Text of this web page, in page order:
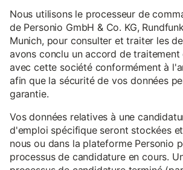
Nous utilisons le processeur de
de Personio GmbH & Co. KG,
Munich, pour consulter et traiter les
avons conclu un accord de traitement
avec cette société conformément à
afin que la sécurité de vos données
garantie.
Vos données relatives à une
d'emploi spécifique seront stockées
nous ou dans la plateforme Personio
processus de candidature en cours.